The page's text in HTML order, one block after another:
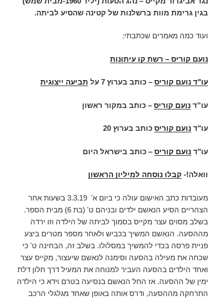
בגין גרימת מוות ברשלנות של קטינה שהסיע לביתה.
ועוד כמה מאמרים שכתבתי:
נועם קוריס – רשת קו עיתונות
עו"ד נועם קוריס – כותב בערוץ 7 על תביעה ייצוגית
עו”ד נועם קוריס – כותב במקור ראשון
עו"ד נועם קוריס כותב בערוץ 20
עו"ד נועם קוריס – כותב בישראל היום
וואלה!- קבלו נוסחה למיליון הראשון
מעובדות כתב האישום עולה כי ביום א' 3.3.19 בשעות אחר
הצהריים הסיע הנאשם ילדים ובניהם ט' (בת 6) מבית הספר.
בשלב מסוים עצר מקייס בסמוך לביתה של הילדה וזו ירדה
מההסעה. הנאשם המשיך בכביש ולאחר מספר מטרים ביצע
פניית פרסה בכדי להמשיך במסלולו. בשלב זה, הבחינה ט' כי
שכחה את מעילה בהסעה וסימנה לנאשם שיעצור, מקייס עצר
ואחד הילדים בהסעה העביר למנוחה את המעיל דרך חלון דלת
ימין של ההסעה. אז החל הנאשם בנסיעה בטרם וידא כי הילדה
התרחקה מההסעה, ודרס אותה באופן שאחד מגלגלי הרכב